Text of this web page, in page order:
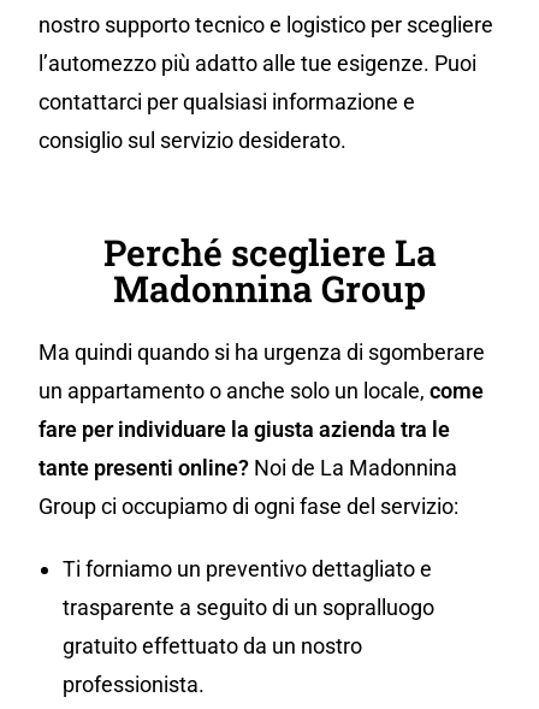
nostro supporto tecnico e logistico per scegliere
l’automezzo più adatto alle tue esigenze. Puoi
contattarci per qualsiasi informazione e
consiglio sul servizio desiderato.
Perché scegliere La
Madonnina Group
Ma quindi quando si ha urgenza di sgomberare
un appartamento o anche solo un locale, come
fare per individuare la giusta azienda tra le
tante presenti online? Noi de La Madonnina
Group ci occupiamo di ogni fase del servizio:
Ti forniamo un preventivo dettagliato e
trasparente a seguito di un sopralluogo
gratuito effettuato da un nostro
professionista.